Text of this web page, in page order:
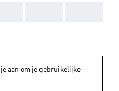
je aan om je gebruikelijke